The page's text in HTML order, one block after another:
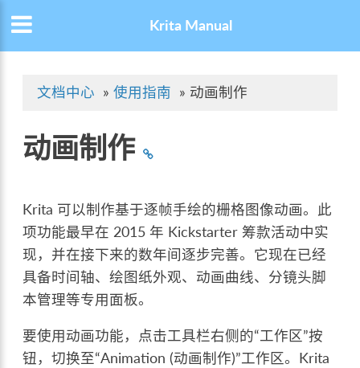
Krita Manual
文档中心 » 使用指南 » 动画制作
动画制作
Krita 可以制作基于逐帧手绘的栅格图像动画。此
项功能最早在 2015 年 Kickstarter 筹款活动中实
现，并在接下来的数年间逐步完善。它现在已经
具备时间轴、绘图纸外观、动画曲线、分镜头脚
本管理等专用面板。
要使用动画功能，点击工具栏右侧的“工作区”按
钮，切换至“Animation (动画制作)”工作区。Krita